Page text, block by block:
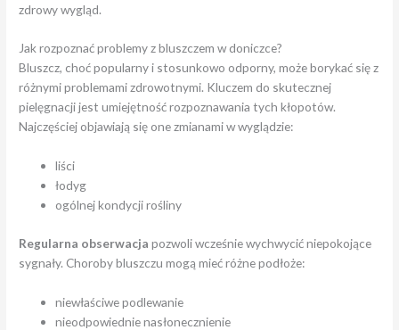
zdrowy wygląd.
Jak rozpoznać problemy z bluszczem w doniczce?
Bluszcz, choć popularny i stosunkowo odporny, może borykać się z
różnymi problemami zdrowotnymi. Kluczem do skutecznej
pielęgnacji jest umiejętność rozpoznawania tych kłopotów.
Najczęściej objawiają się one zmianami w wyglądzie:
liści
łodyg
ogólnej kondycji rośliny
Regularna obserwacja pozwoli wcześnie wychwycić niepokojące
sygnały. Choroby bluszczu mogą mieć różne podłoże:
niewłaściwe podlewanie
nieodpowiednie nasłonecznienie